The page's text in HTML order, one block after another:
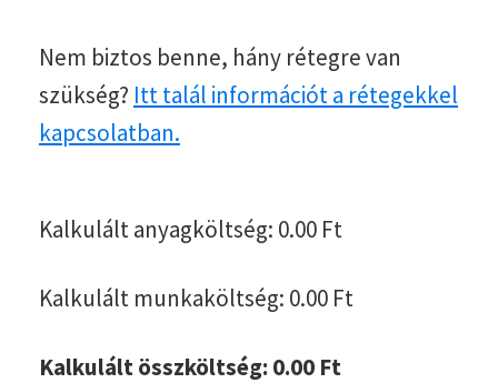
Nem biztos benne, hány rétegre van
szükség? Itt talál információt a rétegekkel
kapcsolatban.
Kalkulált anyagköltség: 0.00 Ft
Kalkulált munkaköltség: 0.00 Ft
Kalkulált összköltség: 0.00 Ft